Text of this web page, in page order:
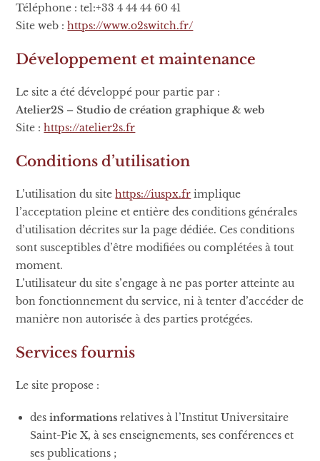
Téléphone : tel:+33 4 44 44 60 41
Site web :https://www.o2switch.fr/
Développement et maintenance
Le site a été développé pour partie par :
Atelier2S – Studio de création graphique & web
Site :https://atelier2s.fr
Conditions d’utilisation
L’utilisation du sitehttps://iuspx.fr implique
l’acceptation pleine et entière des conditions générales
d’utilisation décrites sur la page dédiée. Ces conditions
sont susceptibles d’être modifiées ou complétées à tout
moment.
L’utilisateur du site s’engage à ne pas porter atteinte au
bon fonctionnement du service, ni à tenter d’accéder de
manière non autorisée à des parties protégées.
Services fournis
Le site propose :
desinformations relatives à l’Institut Universitaire
Saint-Pie X, à ses enseignements, ses conférences et
ses publications ;